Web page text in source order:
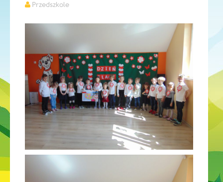
Przedszkole